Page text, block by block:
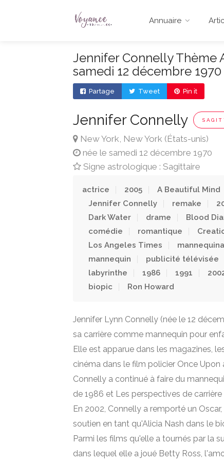
Annuaire
Jennifer Connelly Thème
samedi 12 décembre
Partage Tweet Pin it
Jennifer Connelly
New York, New York (États-unis)
née le samedi 12 décembre 1970
Signe astrologique : Sagittaire
actrice 2005 A Beautiful Mind
Jennifer Connelly
remake
Dark Water
drame Blood
comédie
romantique
Los Angeles Times
mannequin
publicité télévisée
labyrinthe
1986 1991
biopic
Ron Howard
Jennifer Lynn Connelly (née le 12
sa carrière comme mannequin pour
Elle est apparue dans les magazines,
cinéma dans le film policier Once Upon
Connelly a continué à faire du
de 1986 et Les perspectives de carrière
En 2002, Connelly a remporté un
soutien en tant qu'Alicia Nash dans le
Parmi les films qu'elle a tournés par la
dans lequel elle a joué Betty Ross,